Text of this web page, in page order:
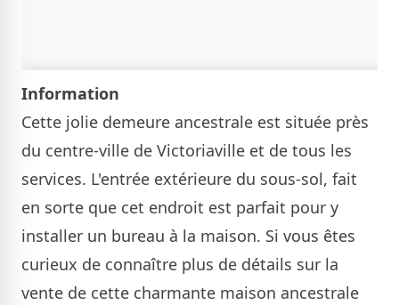
Information
Cette jolie demeure ancestrale est située près
du centre-ville de Victoriaville et de tous les
services. L'entrée extérieure du sous-sol, fait
en sorte que cet endroit est parfait pour y
installer un bureau à la maison. Si vous êtes
curieux de connaître plus de détails sur la
vente de cette charmante maison ancestrale